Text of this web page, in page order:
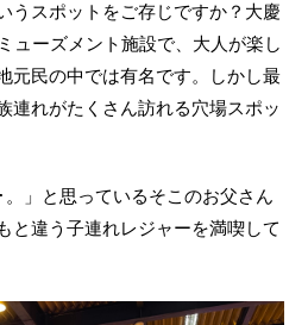
うスポットをご存じですか？大慶
ューズメント施設で、大人が楽し
元民の中では有名です。しかし最
連れがたくさん訪れる穴場スポッ
。」と思っているそこのお父さん
と違う子連れレジャーを満喫して